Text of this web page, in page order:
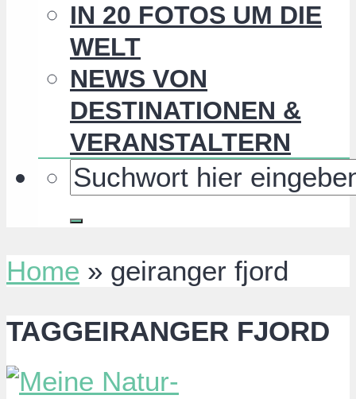
IN 20 FOTOS UM DIE
WELT
NEWS VON
DESTINATIONEN &
VERANSTALTERN
Home » geiranger fjord
TAGGEIRANGER FJORD